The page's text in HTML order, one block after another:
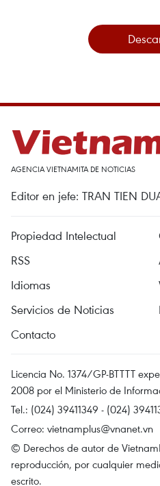
AGENCIA VIETNAMITA DE NOTICIAS
Editor en jefe: TRAN TIEN
Propiedad Intelectual
RSS
Idiomas
Servicios de Noticias
Contacto
Licencia No. 1374/GP-BTTTT
2008 por el Ministerio de
Tel.: (024) 39411349 - (024)
Correo: vietnamplus@vnanet.vn
© Derechos de autor de
reproducción, por cualquier
escrito.